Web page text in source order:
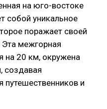
на юго-востоке
собой уникальное
поражает своей
Эта межгорная
на 20 км, окружена
создавая
и